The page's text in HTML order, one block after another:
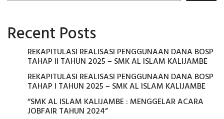
Recent Posts
REKAPITULASI REALISASI PENGGUNAAN DANA BOSP
TAHAP II TAHUN 2025 – SMK AL ISLAM KALIJAMBE
REKAPITULASI REALISASI PENGGUNAAN DANA BOSP
TAHAP I TAHUN 2025 – SMK AL ISLAM KALIJAMBE
“SMK AL ISLAM KALIJAMBE : MENGGELAR ACARA
JOBFAIR TAHUN 2024”